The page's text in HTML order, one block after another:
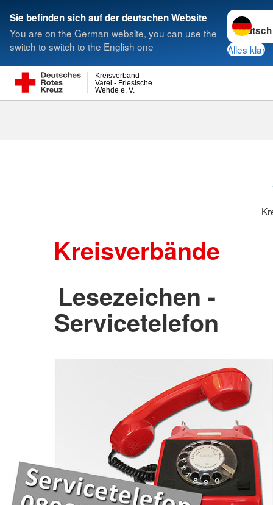
Sie befinden sich auf der deutschen Website
You are on the German website, you can use the
switch to switch to the English one
Sprache
Alles klar
Wehde e. V.
Varel - Friesische
Kreisverband
Suche
Kreisverbände
Lesezeichen -
Servicetelefon